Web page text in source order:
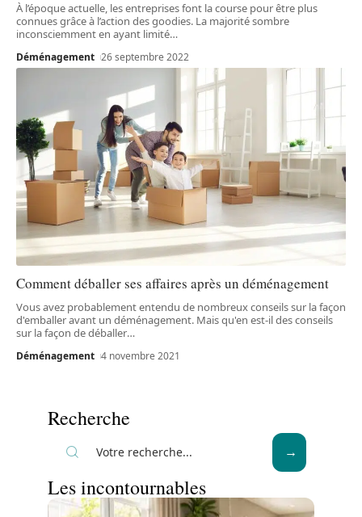
À l’époque actuelle, les entreprises font la course pour être plus
connues grâce à l’action des goodies. La majorité sombre
inconsciemment en ayant limité…
Déménagement 26 septembre 2022
Comment déballer ses affaires après un déménagement
Vous avez probablement entendu de nombreux conseils sur la façon
d'emballer avant un déménagement. Mais qu'en est-il des conseils
sur la façon de déballer…
Déménagement 4 novembre 2021
Recherche
Les incontournables